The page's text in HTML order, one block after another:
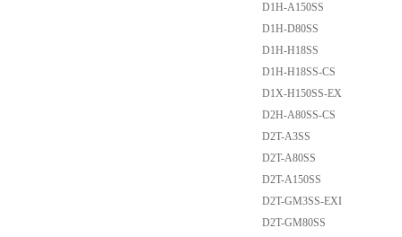
D1H-A150SS
D1H-D80SS
D1H-H18SS
D1H-H18SS-CS
D1X-H150SS-EX
D2H-A80SS-CS
D2T-A3SS
D2T-A80SS
D2T-A150SS
D2T-GM3SS-EXI
D2T-GM80SS